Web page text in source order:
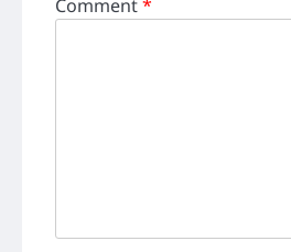
Comment*